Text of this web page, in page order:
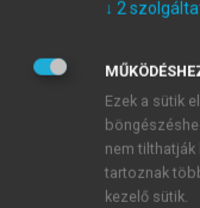
öngyilkossági
bejósolható, hogy
mely esetekben
befejezett
jól mutatják, hogy
gondolati
negatív
↓ 2
Ezek a sütik
nem
tartoznak
kezelő sütik.